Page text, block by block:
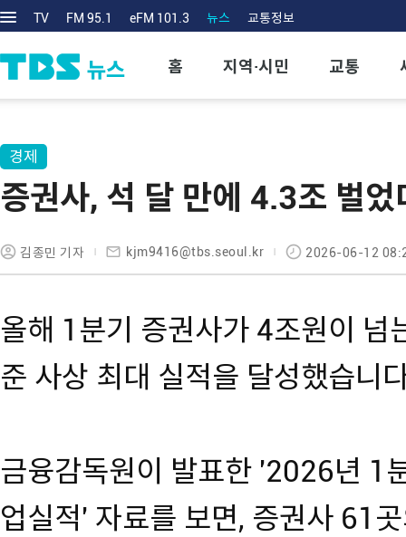
TV FM 95.1 eFM 101.3 뉴스 교통정보
홈 지역·시민 교통
경제
증권사, 석 달 만에 4.3조 벌
김종민 기자 kjm9416@tbs.seoul.kr 2026-06-12
올해 1분기 증권사가 4조원이 넘
준 사상 최대 실적을 달성했습니
금융감독원이 발표한 '2026년 1
업실적' 자료를 보면, 증권사 61